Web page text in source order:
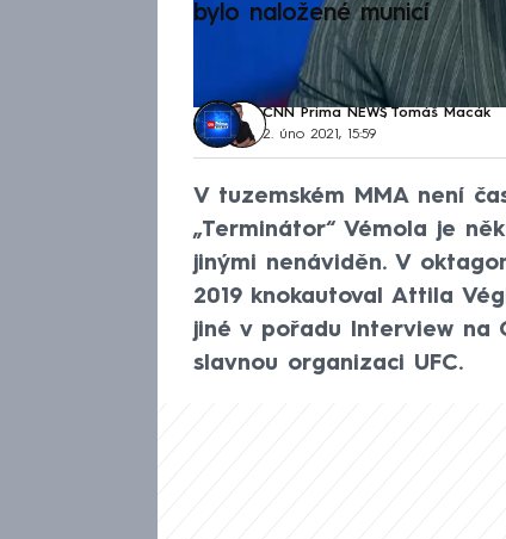
bylo naložené municí
CNN Prima NEWS, Tomáš Macák
2. úno 2021, 15:59
V tuzemském MMA není
„Terminátor“ Vémola je
jinými nenáviděn. V
2019 knokautoval Attila
jiné v pořadu Interview na
slavnou organizaci UFC.